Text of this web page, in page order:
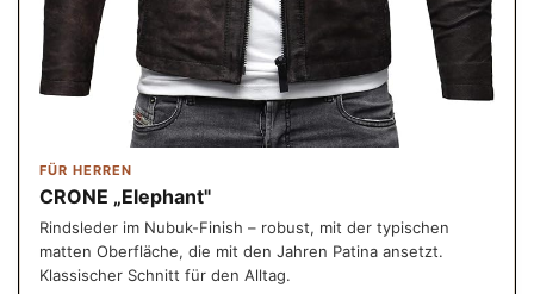
FÜR HERREN
CRONE „Elephant"
Rindsleder im Nubuk-Finish – robust, mit der typischen
matten Oberfläche, die mit den Jahren Patina ansetzt.
Klassischer Schnitt für den Alltag.